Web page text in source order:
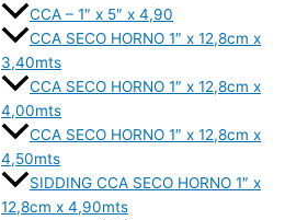
CCA – 1″ x 5″ x 4,90
CCA SECO HORNO 1″ x 12,8cm x
3,40mts
CCA SECO HORNO 1″ x 12,8cm x
4,00mts
CCA SECO HORNO 1″ x 12,8cm x
4,50mts
SIDDING CCA SECO HORNO 1″ x
12,8cm x 4,90mts